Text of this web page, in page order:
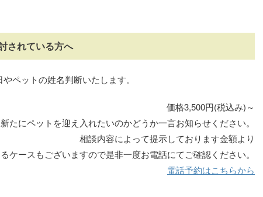
されている方へ
ペットの姓名判断いたします。
価格3,500円(税込み)～
たにペットを迎え入れたいのかどうか一言お知らせください。
相談内容によって提示しております金額より
ケースもございますので是非一度お電話にてご確認ください。
電話予約はこちらから